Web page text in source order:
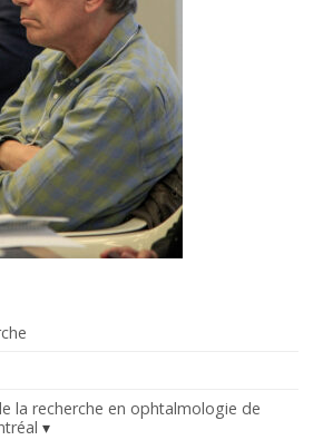
la recherche en ophtalmologie de